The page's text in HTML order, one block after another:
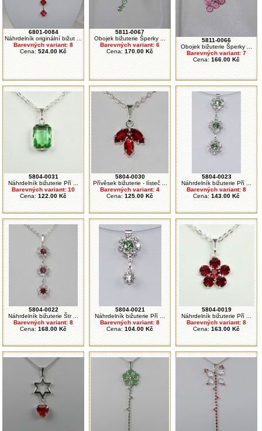
6801-0084
Náhrdelník originální bižut ...
Barevných variant: 8
Cena: 524.00 Kč
5811-0067
Obojek bižuterie Šperky ...
Barevných variant: 6
Cena: 170.00 Kč
5811-0066
Obojek bižuterie Šperky ...
Barevných variant: 7
Cena: 166.00 Kč
5804-0031
Náhrdelník bižuterie Pří ...
Barevných variant: 10
Cena: 122.00 Kč
5804-0030
Přívěsek bižuterie - lísteč ...
Barevných variant: 4
Cena: 125.00 Kč
5804-0023
Náhrdelník bižuterie Pří ...
Barevných variant: 8
Cena: 143.00 Kč
5804-0022
Náhrdelník bižuterie Štr ...
Barevných variant: 8
Cena: 168.00 Kč
5804-0021
Náhrdelník bižuterie Pří ...
Barevných variant: 8
Cena: 104.00 Kč
5804-0019
Náhrdelník bižuterie Pří ...
Barevných variant: 8
Cena: 163.00 Kč